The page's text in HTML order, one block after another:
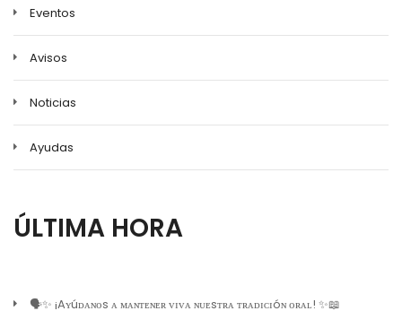
Eventos
Avisos
Noticias
Ayudas
ÚLTIMA HORA
🗣️✨ ¡Aʏúᴅᴀɴᴏs ᴀ ᴍᴀɴᴛᴇɴᴇʀ ᴠɪᴠᴀ ɴᴜᴇsᴛʀᴀ ᴛʀᴀᴅɪᴄɪóɴ ᴏʀᴀʟ! ✨📖